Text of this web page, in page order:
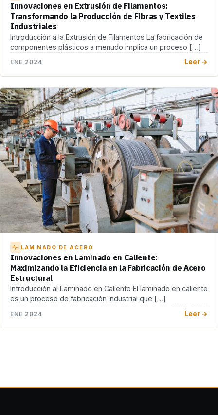
Innovaciones en Extrusión de Filamentos:
Transformando la Producción de Fibras y Textiles
Industriales
Introducción a la Extrusión de Filamentos La fabricación de
componentes plásticos a menudo implica un proceso […]
ENE 2024 Leer →
LAMINADO DE ACERO
Innovaciones en Laminado en Caliente:
Maximizando la Eficiencia en la Fabricación de Acero
Estructural
Introducción al Laminado en Caliente El laminado en caliente
es un proceso de fabricación industrial que […]
ENE 2024 Leer →